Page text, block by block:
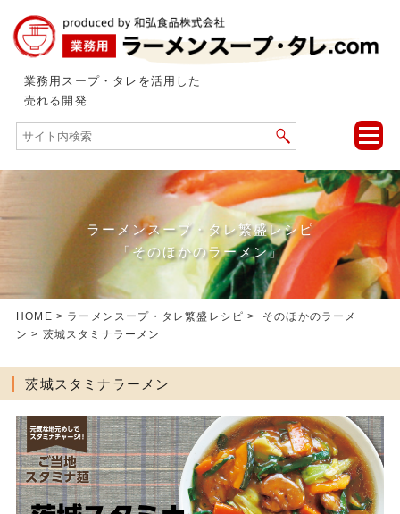
業務用スープ・タレを活用した
売れる開発
toggle
ラーメンスープ・タレ繁盛レシピ
「そのほかのラーメン」
HOME > ラーメンスープ・タレ繁盛レシピ > そのほかのラーメ
ン > 茨城スタミナラーメン
茨城スタミナラーメン